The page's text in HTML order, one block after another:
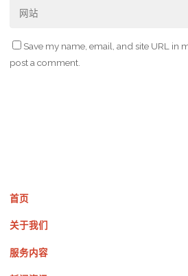
Save my name, email, and site URL in
post a comment.
首页
关于我们
服务内容